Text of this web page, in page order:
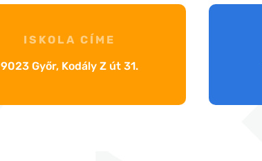
ISKOLA CÍME
9023 Győr, Kodály Z út 31.